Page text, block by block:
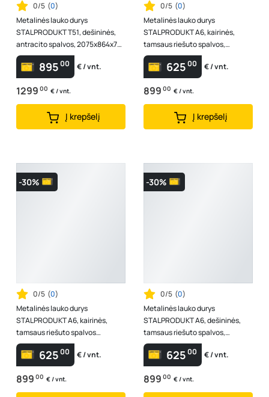
0/5 (0)
Metalinės lauko durys
STALPRODUKT T51, dešininės,
antracito spalvos, 2075x864x72
mm
89500 € / vnt.
1299 00 € / vnt.
Į krepšelį
0/5 (0)
Metalinės lauko durys
STALPRODUKT A6, kairinės,
tamsaus riešuto spalvos,
2075x964x55 mm
62500 € / vnt.
899 00 € / vnt.
Į krepšelį
-30%
0/5 (0)
Metalinės lauko durys
STALPRODUKT A6, kairinės,
tamsaus riešuto spalvos
2075x864x55 mm
62500 € / vnt.
899 00 € / vnt.
-30%
0/5 (0)
Metalinės lauko durys
STALPRODUKT A6, dešininės,
tamsaus riešuto spalvos,
2075x864x55 mm
62500 € / vnt.
899 00 € / vnt.